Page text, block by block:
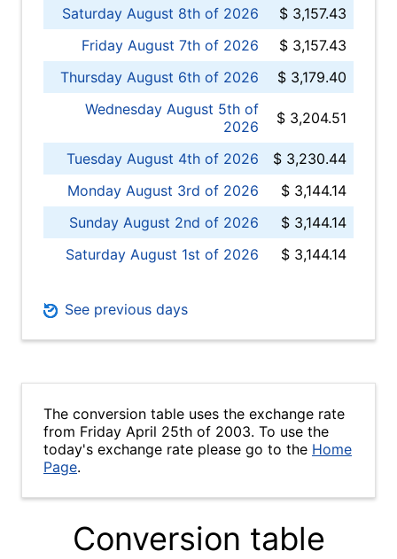
Saturday August 8th of 2026
$ 3,157.43
Friday August 7th of 2026
$ 3,157.43
Thursday August 6th of 2026
$ 3,179.40
Wednesday August 5th of
2026
$ 3,204.51
Tuesday August 4th of 2026
$ 3,230.44
Monday August 3rd of 2026
$ 3,144.14
Sunday August 2nd of 2026
$ 3,144.14
Saturday August 1st of 2026
$ 3,144.14
See previous days
The conversion table uses the exchange rate
from Friday April 25th of 2003. To use the
today's exchange rate please go to the Home
Page.
Conversion table